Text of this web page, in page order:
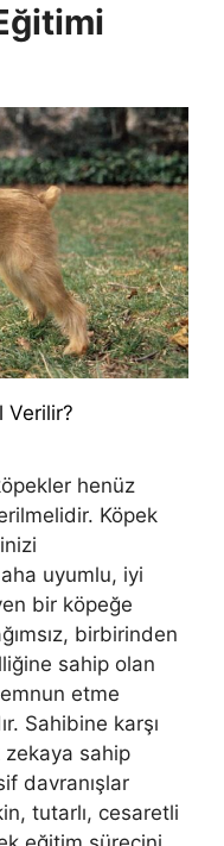
Verilir?
henüz
Köpek
uyumlu, iyi
bir köpeğe
birbirinden
sahip olan
etme
Sahibine karşı
zekaya sahip
davranışlar
tutarlı, cesaretli